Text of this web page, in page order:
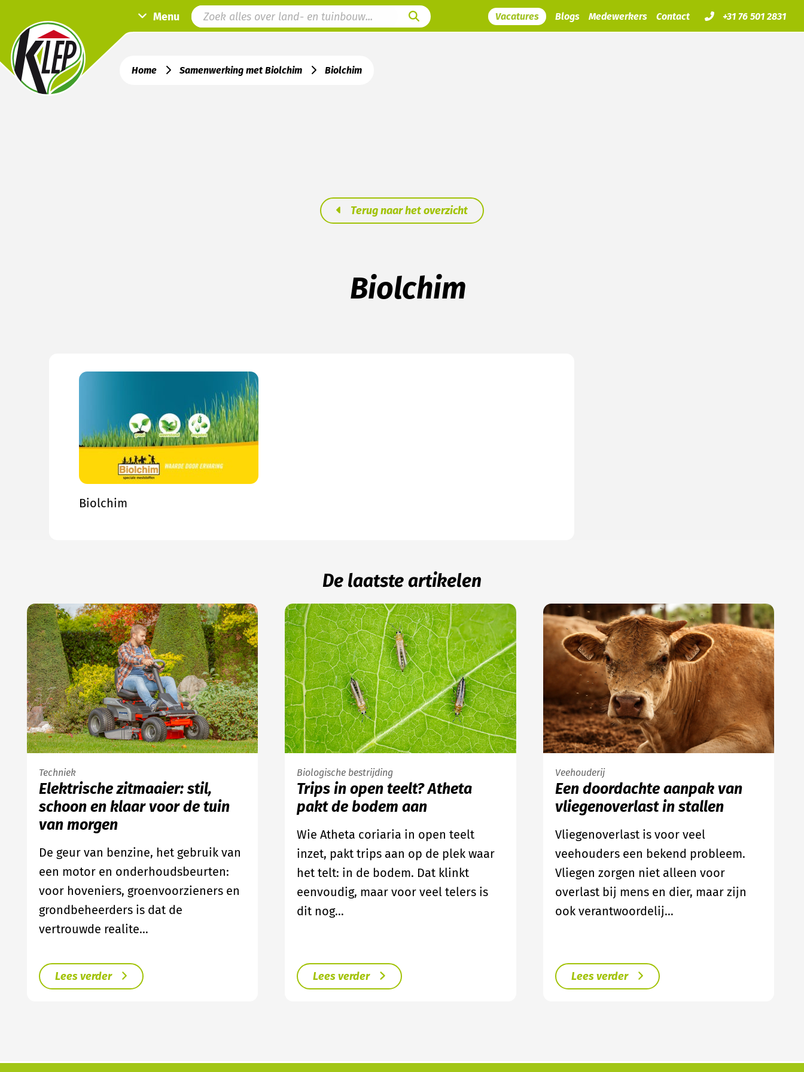
Menu Vacatures Blogs Medewerkers Contact +31 76 501 2831
Home Samenwerking met Biolchim Biolchim
Terug naar het overzicht
Biolchim
Biolchim
De laatste artikelen
Techniek
Elektrische zitmaaier: stil,
schoon en klaar voor de tuin
van morgen
De geur van benzine, het gebruik van
een motor en onderhoudsbeurten:
voor hoveniers, groenvoorzieners en
grondbeheerders is dat de
vertrouwde realite…
Lees verder
Biologische bestrijding
Trips in open teelt? Atheta
pakt de bodem aan
Wie Atheta coriaria in open teelt
inzet, pakt trips aan op de plek waar
het telt: in de bodem. Dat klinkt
eenvoudig, maar voor veel telers is
dit nog…
Lees verder
Veehouderij
Een doordachte aanpak van
vliegenoverlast in stallen
Vliegenoverlast is voor veel
veehouders een bekend probleem.
Vliegen zorgen niet alleen voor
overlast bij mens en dier, maar zijn
ook verantwoordelij…
Lees verder